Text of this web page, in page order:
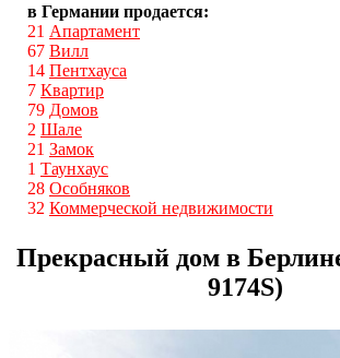
в Германии продается:
21 Апартамент
67 Вилл
14 Пентхауса
7 Квартир
79 Домов
2 Шале
21 Замок
1 Таунхаус
28 Особняков
32 Коммерческой недвижимости
Прекрасный дом в
9174S)